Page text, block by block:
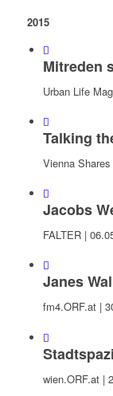
2015
Mitreden
Urban Life
Talking
Vienna
Jacobs
FALTER |
Janes
fm4.ORF.at |
wien.ORF.at |